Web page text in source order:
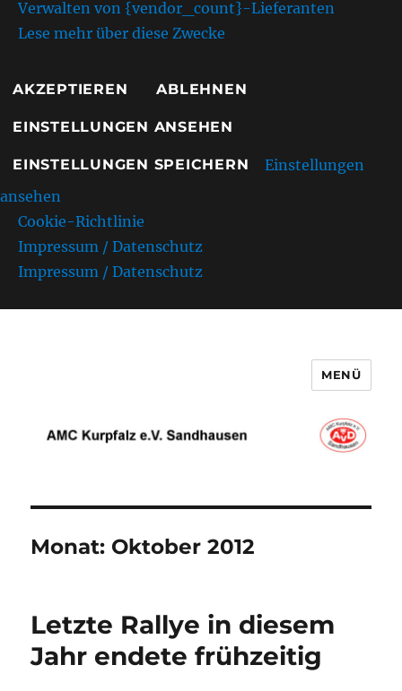
Verwalten von {vendor_count}-Lieferanten
Lese mehr über diese Zwecke
AKZEPTIEREN ABLEHNEN
EINSTELLUNGEN ANSEHEN
EINSTELLUNGEN SPEICHERN
Einstellungen
ansehen
Cookie-Richtlinie
Impressum / Datenschutz
Impressum / Datenschutz
AMC Kurpfalz e.V. Sandhausen
MENÜ
Monat: Oktober 2012
Letzte Rallye in diesem
Jahr endete frühzeitig